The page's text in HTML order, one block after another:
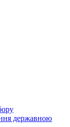
державною